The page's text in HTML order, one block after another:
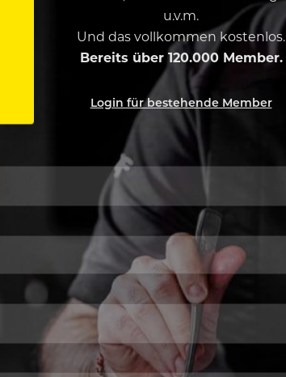
u.v.m.
Und das vollkommen kostenlos.
Bereits über 120.000 Member.
Login für bestehende Member